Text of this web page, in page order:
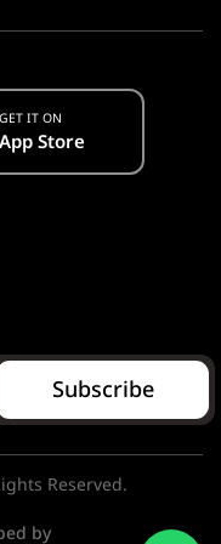
GET IT ON
App Store
Subscribe
Reserved.
by